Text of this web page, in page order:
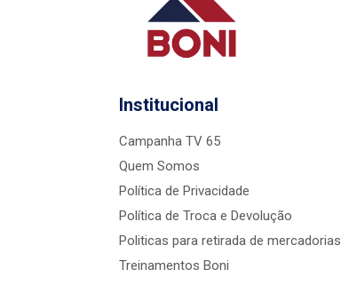
Institucional
Campanha TV 65
Quem Somos
Política de Privacidade
Política de Troca e Devolução
Politicas para retirada de mercadorias
Treinamentos Boni